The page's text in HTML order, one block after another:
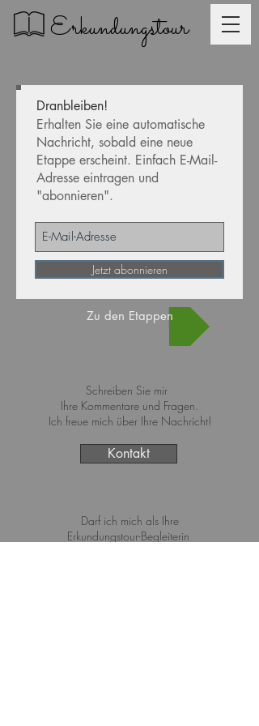
Erkundungstour
Dranbleiben!
Erhalten Sie eine automatische
Nachricht, sobald eine neue
Etappe erscheint. Einfach E-Mail-
Adresse eintragen und
"abonnieren".
Jetzt abonnieren
Zu den Etappen
Schreiben Sie mir
Ihre Kommentare und Fragen.
Ich freue mich über Ihre Nachricht!
Kontakt
Darf ich mich als Ihre
Erkundungstour-Begleiterin